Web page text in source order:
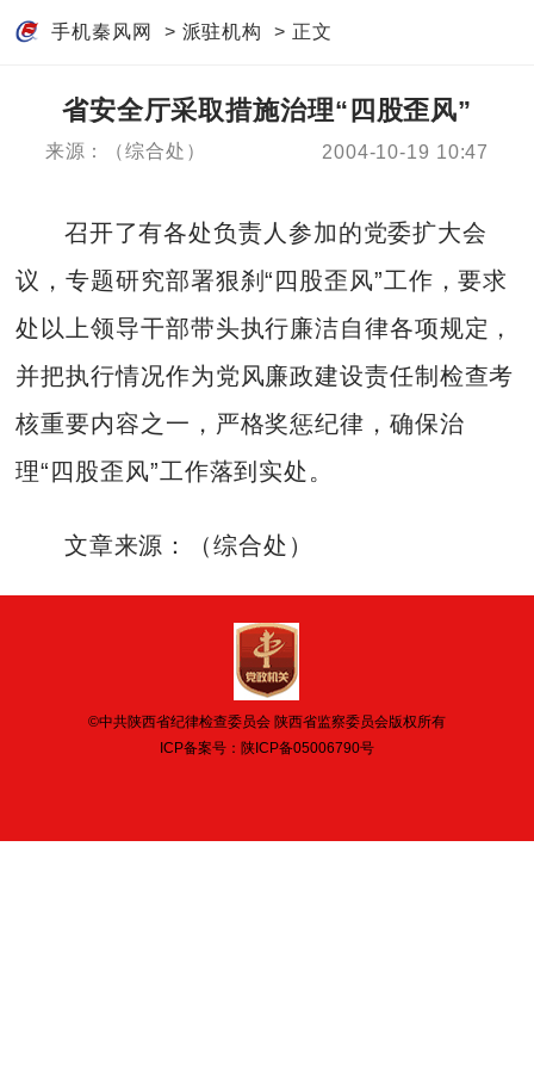
手机秦风网 > 派驻机构 > 正文
省安全厅采取措施治理“四股歪风”
来源：（综合处） 2004-10-19 10:47
召开了有各处负责人参加的党委扩大会
议，专题研究部署狠刹“四股歪风”工作，要求
处以上领导干部带头执行廉洁自律各项规定，
并把执行情况作为党风廉政建设责任制检查考
核重要内容之一，严格奖惩纪律，确保治
理“四股歪风”工作落到实处。
文章来源：（综合处）
©中共陕西省纪律检查委员会 陕西省监察委员会版权所有
ICP备案号： 陕ICP备05006790号